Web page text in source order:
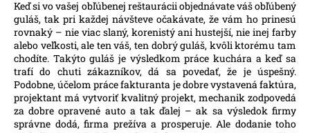
Keď si vo vašej obľúbenej reštaurácii objednávate váš obľúbený
guláš, tak pri každej návšteve očakávate, že vám ho prinesú
rovnaký – nie viac slaný, korenistý ani hustejší, nie inej farby
alebo veľkosti, ale ten váš, ten dobrý guláš, kvôli ktorému tam
chodíte. Takýto guláš je výsledkom práce kuchára a keď sa
trafí do chuti zákazníkov, dá sa povedať, že je úspešný.
Podobne, účelom práce fakturanta je dobre vystavená faktúra,
projektant má vytvoriť kvalitný projekt, mechanik zodpovedá
za dobre opravené auto a tak ďalej – ak sa výsledok firmy
správne dodá, firma prežíva a prosperuje. Ale dodanie toho
a
m
e